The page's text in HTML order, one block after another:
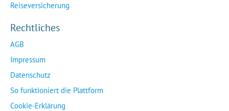
Reiseversicherung
Rechtliches
AGB
Impressum
Datenschutz
So funktioniert die Plattform
Cookie-Erklärung